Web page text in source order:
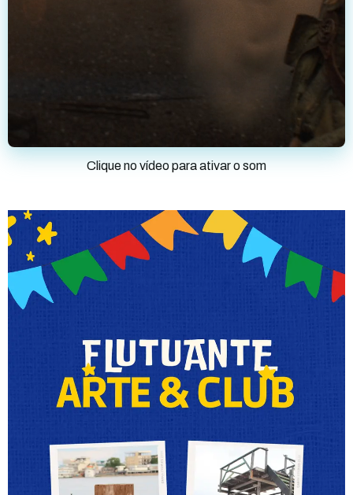
Clique no vídeo para ativar o som